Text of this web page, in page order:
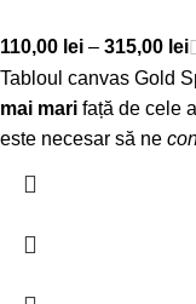
110,00 lei – 315,00 lei
Tabloul canvas Gold
mai mari față de cele
este necesar să ne